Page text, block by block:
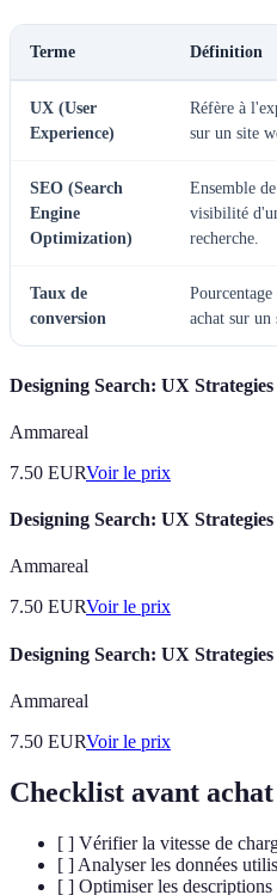
Terme Définition
UX (User
Experience)
Réfère à
sur un site
SEO (Search
Engine
Optimization)
Ensemble
visibilité
recherche.
Taux de
conversion
achat sur un
Designing Search: UX
Ammareal
7.50 EURVoir le prix
Designing Search: UX
Ammareal
7.50 EURVoir le prix
Designing Search: UX
Ammareal
7.50 EURVoir le prix
Checklist avant achat
[ ] Vérifier la vitesse de
[ ] Analyser les données
[ ] Optimiser les descriptions